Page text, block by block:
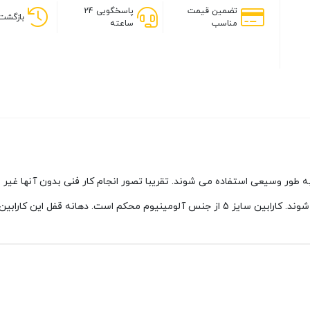
تضمین قیمت
مناسب
پاسخگویی 24
ساعته
طور وسیعی استفاده می شوند. تقریبا تصور انجام کار فنی بدون آنها